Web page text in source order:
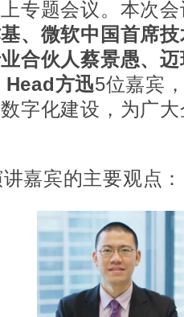
专题会议。本次
、微软中国首席
合伙人蔡景愚、
Head方迅5位嘉宾
字化建设，为广
嘉宾的主要观点：